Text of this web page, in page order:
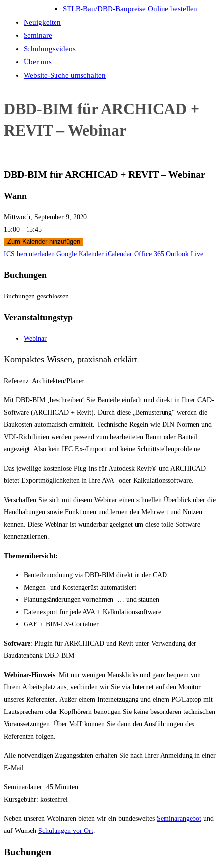
STLB-Bau/DBD-Baupreise Online bestellen
Neuigkeiten
Seminare
Schulungsvideos
Über uns
Website-Suche umschalten
DBD-BIM für ARCHICAD +
REVIT – Webinar
DBD-BIM für ARCHICAD + REVIT – Webinar
Wann
Mittwoch, September 9, 2020
15:00 - 15:45
Zum Kalender hinzufügen
ICS herunterladen Google Kalender iCalendar Office 365 Outlook Live
Buchungen
Buchungen geschlossen
Veranstaltungstyp
Webinar
Kompaktes Wissen, praxisnah erklärt.
Referenz: Architekten/Planer
Mit DBD-BIM ‚beschreiben‘ Sie Bauteile einfach und direkt in Ihrer CAD-
Software (ARCHICAD + Revit). Durch diese „Bemusterung“ werden die
Baukosten automatisch ermittelt. Technische Regeln wie DIN-Normen und
VDI-Richtlinien werden passend zum bearbeiteten Raum oder Bauteil
angezeigt. Also kein IFC Ex-/Import und keine Schnittstellenprobleme.
Das jeweilige kostenlose Plug-ins für Autodesk Revit® und ARCHICAD
bietet Exportmöglichkeiten in Ihre AVA- oder Kalkulationssoftware.
Verschaffen Sie sich mit diesem Webinar einen schnellen Überblick über die
Handhabungen sowie Funktionen und lernen den Mehrwert und Nutzen
kennen. Diese Webinar ist wunderbar geeignet um diese tolle Software
kennenzulernen.
Themenübersicht:
Bauteilzuordnung via DBD-BIM direkt in der CAD
Mengen- und Kostengerüst automatisiert
Planungsänderungen vornehmen … und staunen
Datenexport für jede AVA + Kalkulationssoftware
GAE + BIM-LV-Container
Software: Plugin für ARRCHICAD und Revit unter Verwendung der
Baudatenbank DBD-BIM
Webinar-Hinweis: Mit nur wenigen Mausklicks und ganz bequem von
Ihrem Arbeitsplatz aus, verbinden wir Sie via Internet auf den Monitor
unseres Referenten. Außer einem Internetzugang und einem PC/Laptop mit
Lautsprechern oder Kopfhörern benötigen Sie keine besonderen technischen
Voraussetzungen. Über VoIP können Sie dann den Ausführungen des
Referenten folgen.
Alle notwendigen Zugangsdaten erhalten Sie nach Ihrer Anmeldung in einer
E-Mail.
Seminardauer: 45 Minuten
Kursgebühr: kostenfrei
Neben unseren Webinaren bieten wir ein bundesweites Seminarangebot und
auf Wunsch Schulungen vor Ort
Buchungen